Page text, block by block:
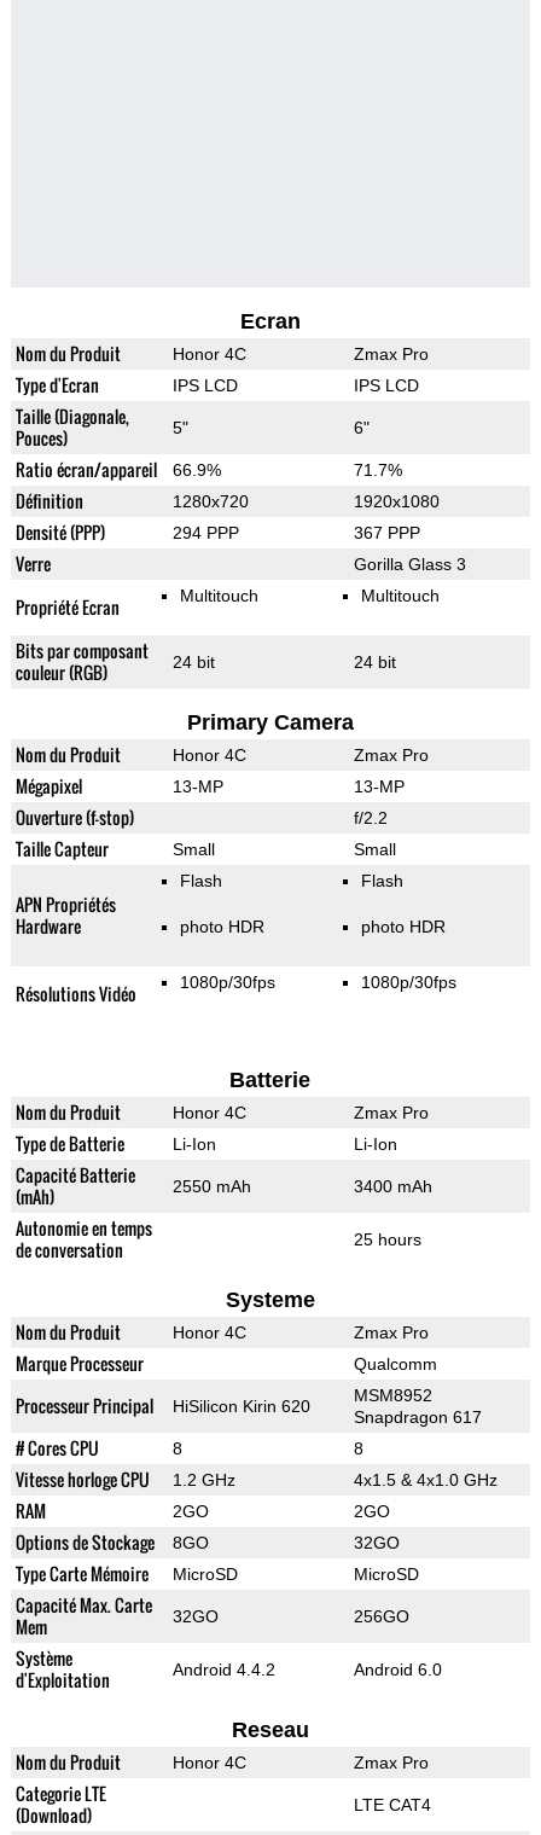
Ecran
Nom du Produit Honor 4C Zmax Pro
Type d'Ecran IPS LCD IPS LCD
Taille (Diagonale,
Pouces)
5" 6"
Ratio écran/appareil 66.9% 71.7%
Définition 1280x720 1920x1080
Densité (PPP) 294 PPP 367 PPP
Verre Gorilla Glass 3
Propriété Ecran Multitouch Multitouch
Bits par composant
couleur (RGB)
24 bit 24 bit
Primary Camera
Nom du Produit Honor 4C Zmax Pro
Mégapixel 13-MP 13-MP
Ouverture (f-stop) f/2.2
Taille Capteur Small Small
APN Propriétés
Hardware
Flash
photo HDR
Flash
photo HDR
Résolutions Vidéo 1080p/30fps 1080p/30fps
Batterie
Nom du Produit Honor 4C Zmax Pro
Type de Batterie Li-Ion Li-Ion
Capacité Batterie
(mAh)
2550 mAh 3400 mAh
Autonomie en temps
de conversation
25 hours
Systeme
Nom du Produit Honor 4C Zmax Pro
Marque Processeur Qualcomm
Processeur Principal HiSilicon Kirin 620
MSM8952
Snapdragon 617
# Cores CPU 8 8
Vitesse horloge CPU 1.2 GHz 4x1.5 & 4x1.0 GHz
RAM 2GO 2GO
Options de Stockage 8GO 32GO
Type Carte Mémoire MicroSD MicroSD
Capacité Max. Carte
Mem
32GO 256GO
Système
d'Exploitation
Android 4.4.2 Android 6.0
Reseau
Nom du Produit Honor 4C Zmax Pro
Categorie LTE
(Download)
LTE CAT4